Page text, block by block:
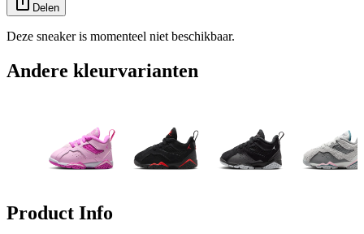
Delen
Deze sneaker is momenteel niet beschikbaar.
Andere kleurvarianten
Product Info